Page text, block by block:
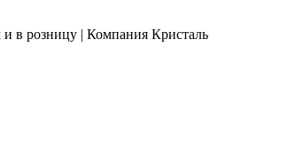
в розницу | Компания Кристаль